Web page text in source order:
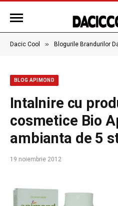
Dacic Cool » Blogurile Brandurilor
BLOG APIMOND
Intalnire cu
cosmetice Bio
ambianta de 5
19 noiembrie 2012